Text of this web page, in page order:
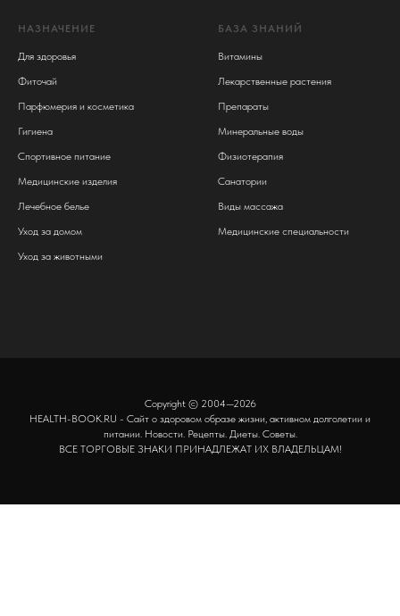
НАЗНАЧЕНИЕ
Для здоровья
Фиточай
Парфюмерия и косметика
Гигиена
Спортивное питание
Медицинские изделия
Лечебное белье
Уход за домом
Уход за животными
БАЗА ЗНАНИЙ
Витамины
Лекарственные растения
Препараты
Минеральные воды
Физиотерапия
Санатории
Виды массажа
Медицинские специальности
Copyright © 2004—2026
HEALTH-BOOK.RU - Сайт о здоровом образе жизни, активном долголетии и
питании. Новости. Рецепты. Диеты. Советы.
ВСЕ ТОРГОВЫЕ ЗНАКИ ПРИНАДЛЕЖАТ ИХ ВЛАДЕЛЬЦАМ!